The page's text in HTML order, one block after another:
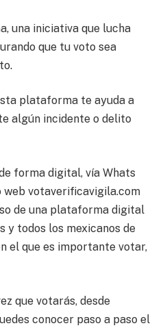
una iniciativa que lucha
que tu voto sea
plataforma te ayuda a
algún incidente o delito
forma digital, vía Whats
votaverificavigila.com
de una plataforma digital
y todos los mexicanos de
el que es importante votar,
que votarás, desde
conocer paso a paso el